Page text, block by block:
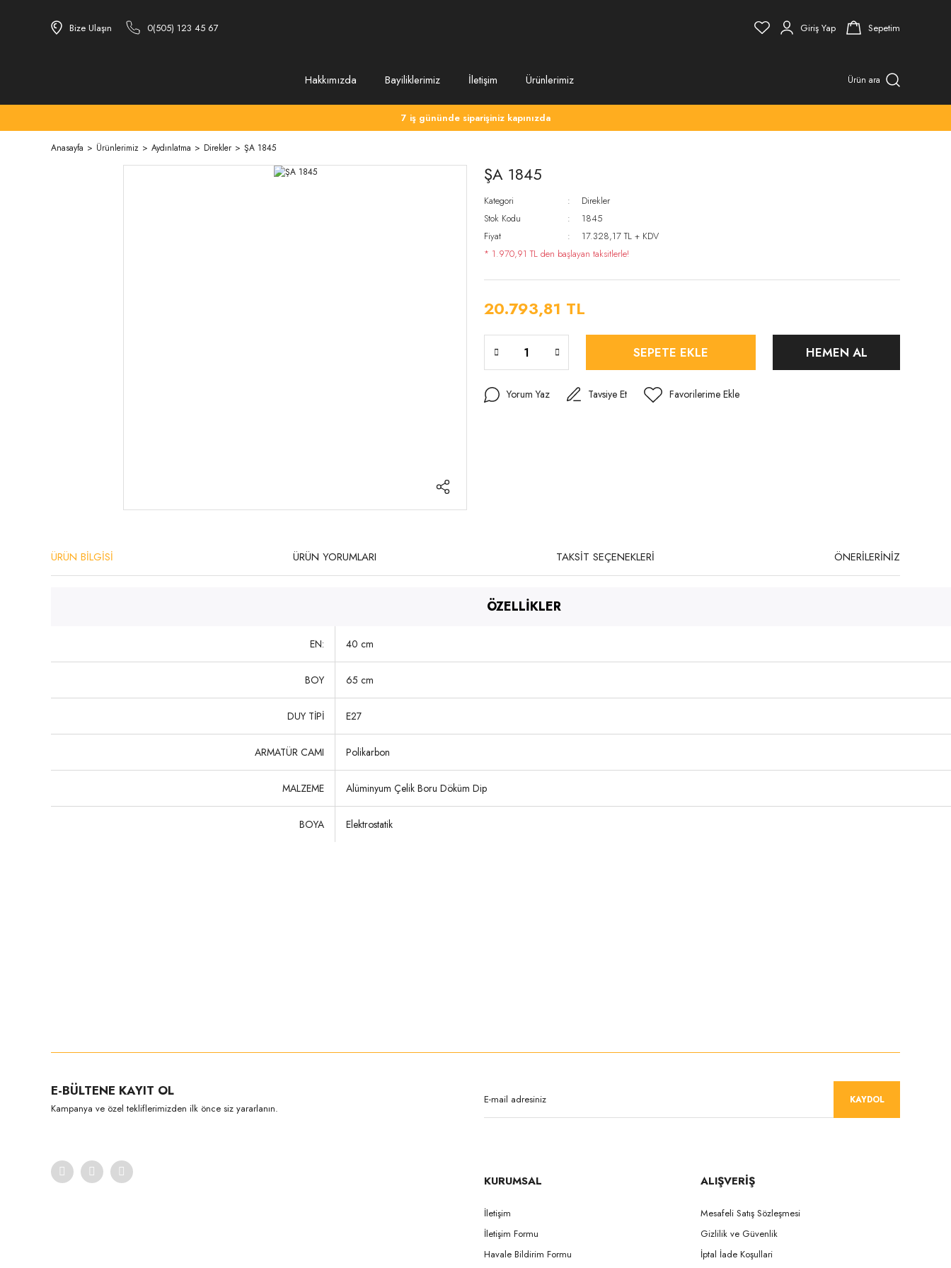
Bize Ulaşın 0(505) 123 45 67 Giriş Yap Sepetim
Hakkımızda Bayiliklerimiz İletişim Ürünlerimiz Ürün ara
7 iş gününde siparişiniz kapınızda
Anasayfa Ürünlerimiz Aydınlatma Direkler ŞA 1845
ŞA 1845
Kategori
Direkler
Stok Kodu
1845
Fiyat
17.328,17 TL + KDV
* 1.970,91 TL den başlayan taksitlerle!
20.793,81 TL
SEPETE EKLE HEMEN AL
Yorum Yaz Tavsiye Et
ÜRÜN BİLGİSİ ÜRÜN YORUMLARI TAKSİT SEÇENEKLERİ ÖNERİLERİNİZ
ÖZELLİKLER
EN: 40 cm
BOY 65 cm
DUY TİPİ E27
ARMATÜR CAMI Polikarbon
MALZEME Alüminyum Çelik Boru Döküm Dip
BOYA Elektrostatik
Ürün açıklamasında eksik bilgiler bulunuyor.
Ürün bilgilerinde hatalar bulunuyor.
E-BÜLTENE KAYIT OL
Kampanya ve özel tekliflerimizden ilk önce siz yararlanın.
KAYDOL
KURUMSAL
İletişim
İletişim Formu
Havale Bildirim Formu
ALIŞVERİŞ
Mesafeli Satış Sözleşmesi
Gizlilik ve Güvenlik
İptal İade Koşullari